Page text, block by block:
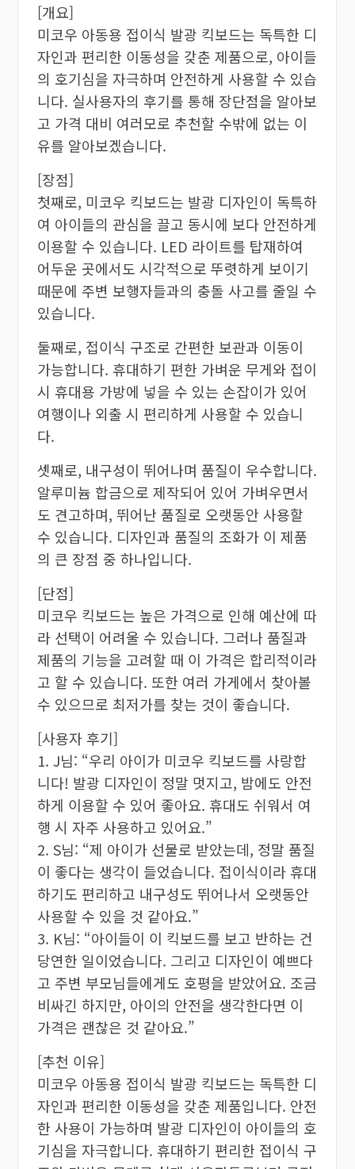
[개요]
미코우 아동용 접이식 발광 킥보드는 독특한 디
자인과 편리한 이동성을 갖춘 제품으로, 아이들
의 호기심을 자극하며 안전하게 사용할 수 있습
니다. 실사용자의 후기를 통해 장단점을 알아보
고 가격 대비 여러모로 추천할 수밖에 없는 이
유를 알아보겠습니다.
[장점]
첫째로, 미코우 킥보드는 발광 디자인이 독특하
여 아이들의 관심을 끌고 동시에 보다 안전하게
이용할 수 있습니다. LED 라이트를 탑재하여
어두운 곳에서도 시각적으로 뚜렷하게 보이기
때문에 주변 보행자들과의 충돌 사고를 줄일 수
있습니다.
둘째로, 접이식 구조로 간편한 보관과 이동이
가능합니다. 휴대하기 편한 가벼운 무게와 접이
시 휴대용 가방에 넣을 수 있는 손잡이가 있어
여행이나 외출 시 편리하게 사용할 수 있습니
다.
셋째로, 내구성이 뛰어나며 품질이 우수합니다.
알루미늄 합금으로 제작되어 있어 가벼우면서
도 견고하며, 뛰어난 품질로 오랫동안 사용할
수 있습니다. 디자인과 품질의 조화가 이 제품
의 큰 장점 중 하나입니다.
[단점]
미코우 킥보드는 높은 가격으로 인해 예산에 따
라 선택이 어려울 수 있습니다. 그러나 품질과
제품의 기능을 고려할 때 이 가격은 합리적이라
고 할 수 있습니다. 또한 여러 가게에서 찾아볼
수 있으므로 최저가를 찾는 것이 좋습니다.
[사용자 후기]
1. J님: “우리 아이가 미코우 킥보드를 사랑합
니다! 발광 디자인이 정말 멋지고, 밤에도 안전
하게 이용할 수 있어 좋아요. 휴대도 쉬워서 여
행 시 자주 사용하고 있어요.”
2. S님: “제 아이가 선물로 받았는데, 정말 품질
이 좋다는 생각이 들었습니다. 접이식이라 휴대
하기도 편리하고 내구성도 뛰어나서 오랫동안
사용할 수 있을 것 같아요.”
3. K님: “아이들이 이 킥보드를 보고 반하는 건
당연한 일이었습니다. 그리고 디자인이 예쁘다
고 주변 부모님들에게도 호평을 받았어요. 조금
비싸긴 하지만, 아이의 안전을 생각한다면 이
가격은 괜찮은 것 같아요.”
[추천 이유]
미코우 아동용 접이식 발광 킥보드는 독특한 디
자인과 편리한 이동성을 갖춘 제품입니다. 안전
한 사용이 가능하며 발광 디자인이 아이들의 호
기심을 자극합니다. 휴대하기 편리한 접이식 구